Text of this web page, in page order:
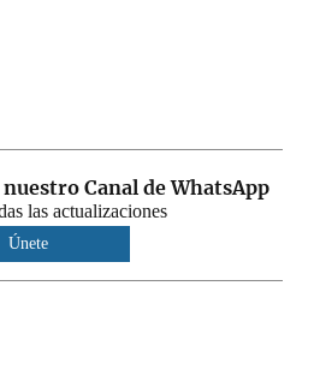
Canal de WhatsApp
las actualizaciones
Únete